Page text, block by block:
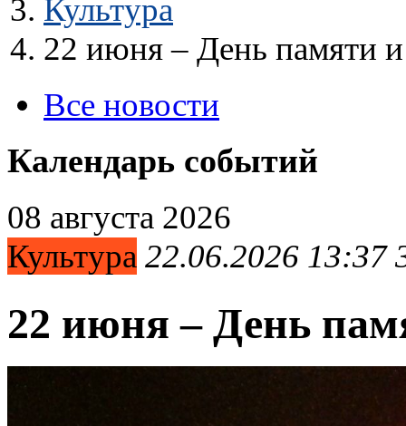
Культура
22 июня – День памяти
Все новости
Календарь событий
08 августа 2026
Культура 22.06.2026 13:37
22 июня – День